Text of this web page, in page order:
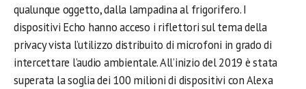
qualunque oggetto, dalla lampadina al frigorifero. I
dispositivi Echo hanno acceso i riflettori sul tema della
privacy vista l’utilizzo distribuito di microfoni in grado di
intercettare l’audio ambientale. All’inizio del 2019 è stata
superata la soglia dei 100 milioni di dispositivi con Alexa